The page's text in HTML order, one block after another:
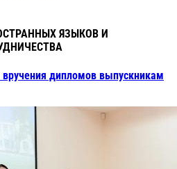
ЯЗЫКОВ И
дипломов выпускникам